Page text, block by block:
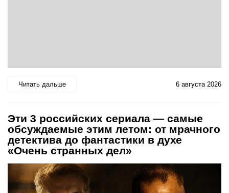
Читать дальше 6 августа 2026
Эти 3 российских сериала — самые
обсуждаемые этим летом: от мрачного
детектива до фантастики в духе
«Очень странных дел»